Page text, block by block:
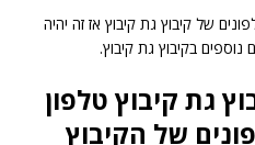
של קיבוץ גת קיבוץ אז זה יהיה
נוספים בקיבוץ גת קיבוץ.
גת קיבוץ טלפון
של הקיבוץ